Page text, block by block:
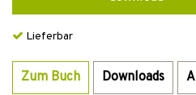
Lieferbar
Zum Buch Downloads